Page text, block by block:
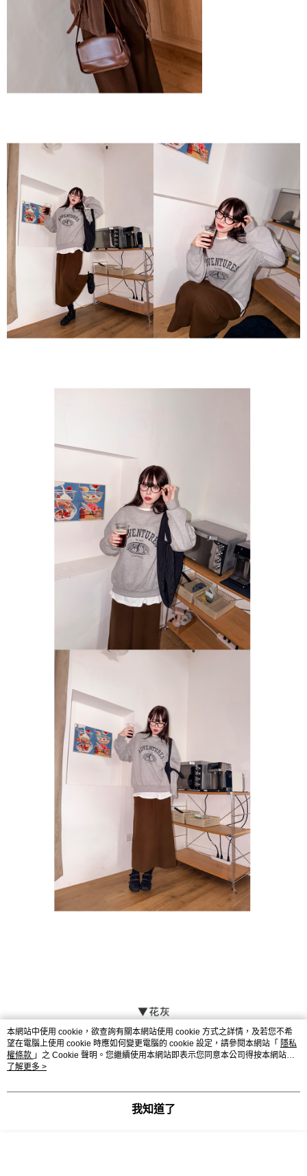
本網站中使用 cookie，欲查詢有關本網站使用 cookie 方式之詳情，及若您不希
望在電腦上使用 cookie 時應如何變更電腦的 cookie 設定，請參閱本網站「 隱私
權條款 」之 Cookie 聲明。您繼續使用本網站即表示您同意本公司得按本網站使
用條款之 Cookie 聲明使用 cookie。
了解更多 >
我知道了